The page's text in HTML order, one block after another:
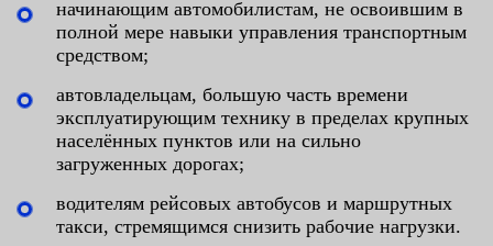
начинающим автомобилистам, не освоившим в
полной мере навыки управления транспортным
средством;
автовладельцам, большую часть времени
эксплуатирующим технику в пределах крупных
населённых пунктов или на сильно
загруженных дорогах;
водителям рейсовых автобусов и маршрутных
такси, стремящимся снизить рабочие нагрузки.